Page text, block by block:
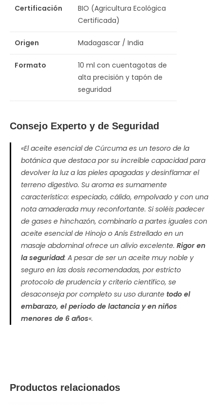
Certificación
BIO (Agricultura Ecológica
Certificada)
Origen Madagascar / India
Formato
10 ml con cuentagotas de
alta precisión y tapón de
seguridad
Consejo Experto y de Seguridad
«El aceite esencial de Cúrcuma es un tesoro de la
botánica que destaca por su increíble capacidad para
devolver la luz a las pieles apagadas y desinflamar el
terreno digestivo. Su aroma es sumamente
característico: especiado, cálido, empolvado y con una
nota amaderada muy reconfortante. Si soléis padecer
de gases e hinchazón, combinarlo a partes iguales con
aceite esencial de Hinojo o Anís Estrellado en un
masaje abdominal ofrece un alivio excelente. Rigor en
la seguridad: A pesar de ser un aceite muy noble y
seguro en las dosis recomendadas, por estricto
protocolo de prudencia y criterio científico, se
desaconseja por completo su uso durante todo el
embarazo, el periodo de lactancia y en niños
menores de 6 años«.
Productos relacionados